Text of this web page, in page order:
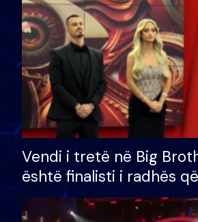
Vendi i tretë në Big
është finalisti i radhës